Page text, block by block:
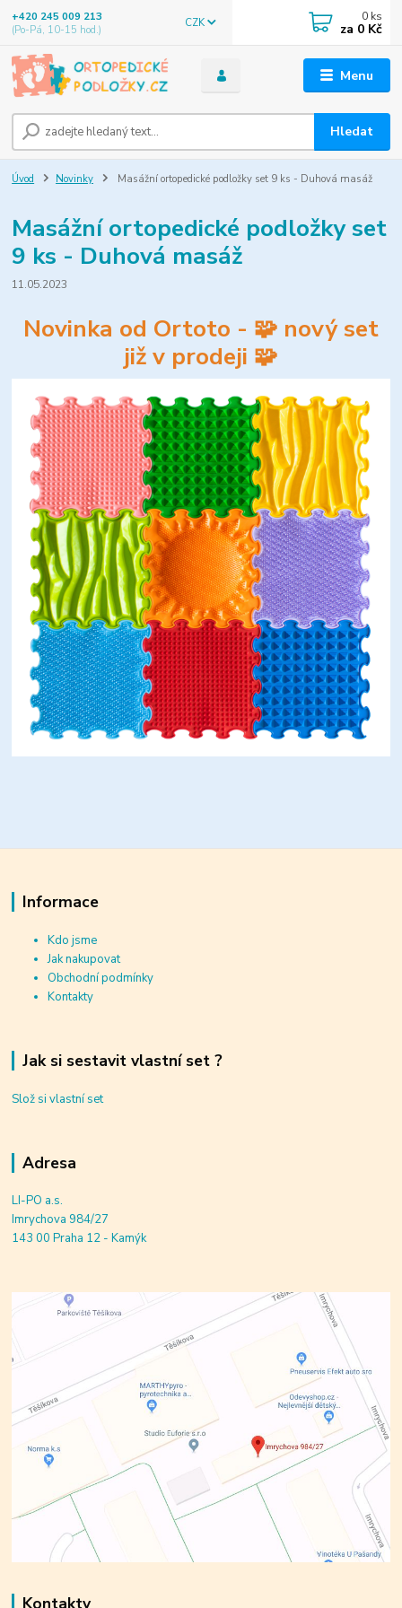
Menu
CZK
Hledat
+420 245 009 213
(Po-Pá, 10-15 hod.)
0 ks
za 0 Kč
Úvod Novinky Masážní ortopedické podložky set 9 ks - Duhová masáž
Masážní ortopedické podložky set
9 ks - Duhová masáž
11.05.2023
Novinka od Ortoto - 🧩 nový set
již v prodeji 🧩
Informace
Kdo jsme
Jak nakupovat
Obchodní podmínky
Kontakty
Jak si sestavit vlastní set ?
Slož si vlastní set
Adresa
LI-PO a.s.
Imrychova 984/27
143 00 Praha 12 - Kamýk
Kontakty